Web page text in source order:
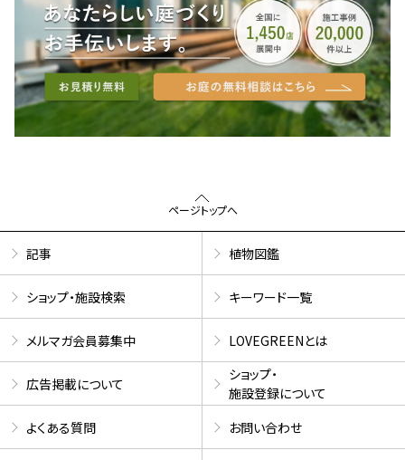
ページトップへ
記事 植物図鑑
ショップ・施設検索 キーワード一覧
メルマガ会員募集中 LOVEGREENとは
広告掲載について
ショップ・
施設登録について
よくある質問
お問い合わせ